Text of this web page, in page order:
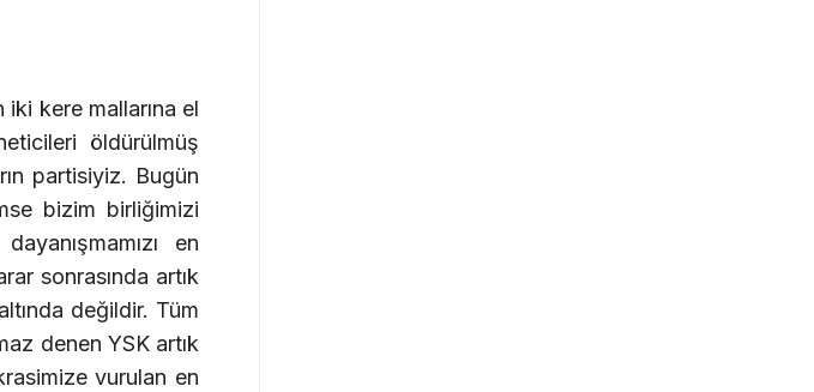
kere mallarına el
öldürülmüş
partisiyiz. Bugün
bizim birliğimizi
en
sonrasında artık
değildir. Tüm
denen YSK artık
vurulan en